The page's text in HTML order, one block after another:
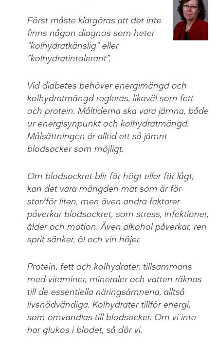
Först måste klargöras att det inte
finns någon diagnos som heter
”kolhydratkänslig” eller
”kolhydratintolerant”.
Vid diabetes behöver energimängd och
kolhydratmängd regleras, likaväl som fett
och protein. Måltiderna ska vara jämna, både
ur energisynpunkt och kolhydratmängd.
Målsättningen är alltid ett så jämnt
blodsocker som möjligt.
Om blodsockret blir för högt eller för lågt,
kan det vara mängden mat som är för
stor/för liten, men även andra faktorer
påverkar blodsockret, som stress, infektioner,
ålder och motion. Även alkohol påverkar, ren
sprit sänker, öl och vin höjer.
Protein, fett och kolhydrater, tillsammans
med vitaminer, mineraler och vatten räknas
till de essentiella näringsämnena, alltså
livsnödvändiga. Kolhydrater tillför energi,
som omvandlas till blodsocker. Om vi inte
har glukos i blodet, så dör vi.